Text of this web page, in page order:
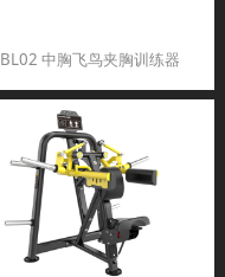
BL02 中胸飞鸟夹胸训练器